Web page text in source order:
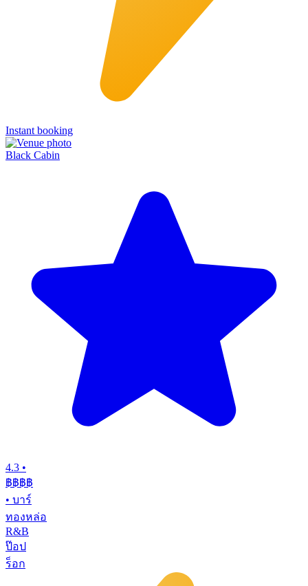
Instant booking
Black Cabin
4.3 •
฿฿฿฿
• บาร์
ทองหล่อ
R&B
ป๊อป
ร็อก